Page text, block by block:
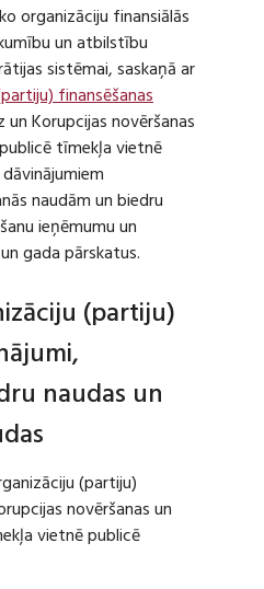
organizāciju finansiālās
un atbilstību
sistēmai, saskaņā ar
finansēšanas
un Korupcijas novēršanas
tīmekļa vietnē
naudām un biedru
ieņēmumu un
gada pārskatus.
(partiju)
naudas un
(partiju)
novēršanas un
vietnē publicē